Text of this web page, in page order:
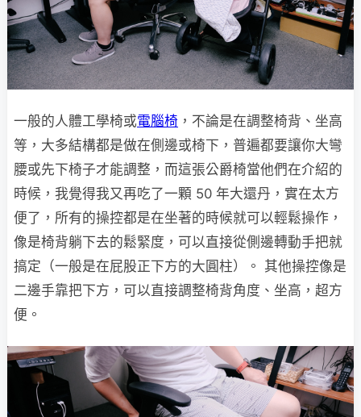
一般的人體工學椅或電腦椅 ，不論是在調整椅背、坐高
等，大多結構都是做在側邊或椅下，普遍都要讓你大彎
腰或先下椅子才能調整，而這張公爵椅當他們在介紹的
時候，我覺得我又再吃了一顆 50 年大還丹，實在太方
便了，所有的操控都是在坐著的時候就可以輕鬆操作，
像是椅背躺下去的鬆緊度，可以直接從側邊轉動手把就
搞定（一般是在屁股正下方的大圓柱）。 其他操控像是
二邊手靠把下方，可以直接調整椅背角度、坐高，超方
便。